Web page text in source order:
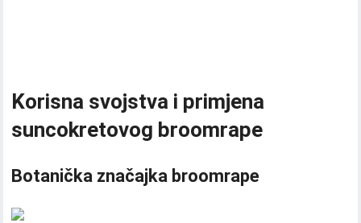
Korisna svojstva i primjena
suncokretovog broomrape
Botanička značajka broomrape